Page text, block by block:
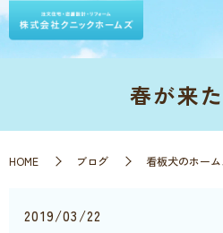
春が来
HOME ブログ 看板犬のホー
2019/03/22